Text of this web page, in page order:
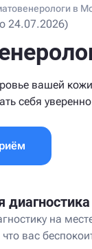
в
24.07.2026)
вашей
себя
диагностика
на
вас